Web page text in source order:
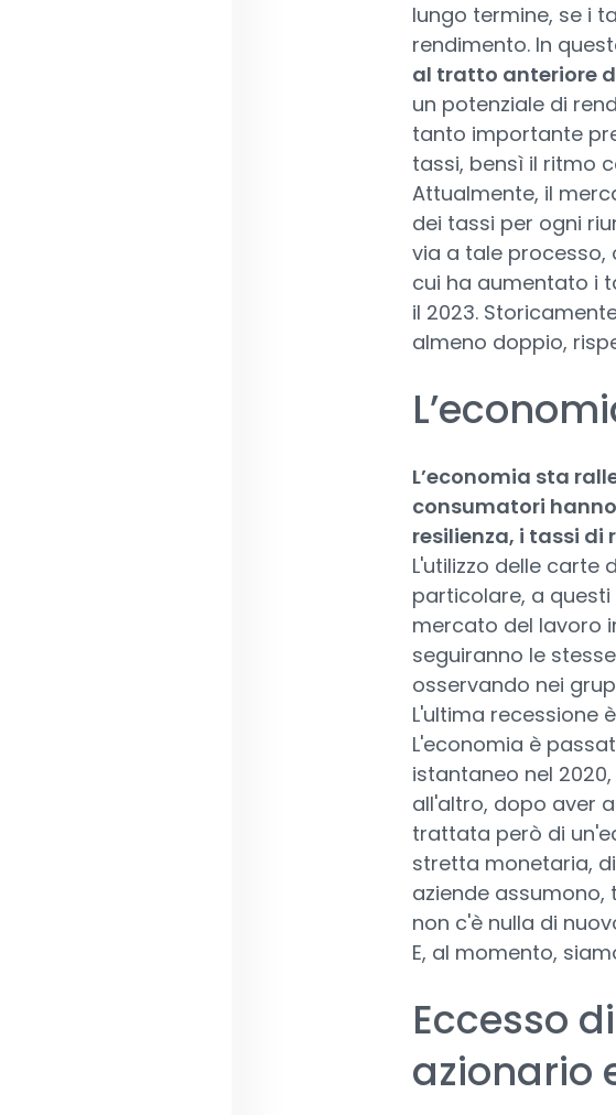
lungo termine, se i
rendimento. In
al tratto anteriore
un potenziale di
tanto importante
tassi, bensì il ritmo
Attualmente, il
dei tassi per ogni
via a tale
cui ha aumentato i
il 2023.
almeno doppio,
L’economia sta
consumatori
resilienza, i tassi di
L'utilizzo delle carte
particolare, a
mercato del lavoro
seguiranno le
osservando nei
L'ultima recessione
L'economia è
istantaneo nel
all'altro, dopo aver
trattata però di
stretta monetaria,
aziende assumono,
non c'è nulla di
E, al momento,
Eccesso
azionario